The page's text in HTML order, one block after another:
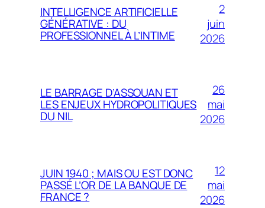
INTELLIGENCE ARTIFICIELLE
GÉNÉRATIVE : DU
PROFESSIONNEL À L’INTIME
2
juin
2026
LE BARRAGE D’ASSOUAN ET
LES ENJEUX HYDROPOLITIQUES
DU NIL
26
mai
2026
JUIN 1940 ; MAIS OU EST DONC
PASSÉ L’OR DE LA BANQUE DE
FRANCE ?
12
mai
2026